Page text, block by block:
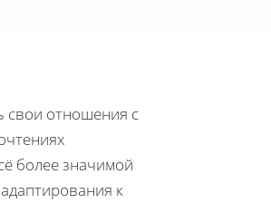
свои отношения с
более значимой
к